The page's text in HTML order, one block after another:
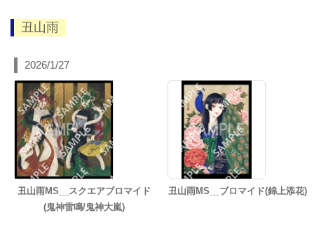
丑山雨
2026/1/27
丑山雨MS__スクエアブロマイド
(鬼神雷鳴/鬼神大嵐)
丑山雨MS__ブロマイド(錦上添花)